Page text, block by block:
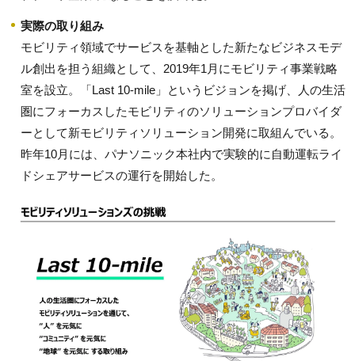
実際の取り組み
モビリティ領域でサービスを基軸とした新たなビジネスモデ
ル創出を担う組織として、2019年1月にモビリティ事業戦略
室を設立。「Last 10-mile」というビジョンを掲げ、人の生活
圏にフォーカスしたモビリティのソリューションプロバイダ
ーとして新モビリティソリューション開発に取組んでいる。
昨年10月には、パナソニック本社内で実験的に自動運転ライ
ドシェアサービスの運行を開始した。